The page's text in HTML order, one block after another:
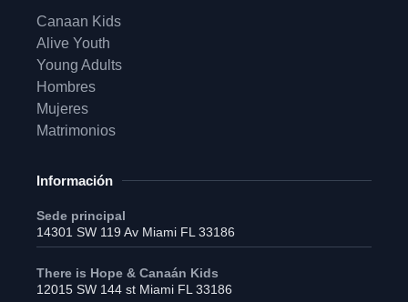
Canaan Kids
Alive Youth
Young Adults
Hombres
Mujeres
Matrimonios
Información
Sede principal
14301 SW 119 Av Miami FL 33186
There is Hope & Canaán Kids
12015 SW 144 st Miami FL 33186